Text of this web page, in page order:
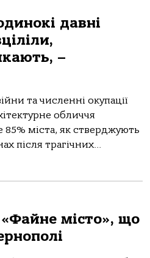
давні
–
та численні окупації
обличчя
міста, як стверджують
після трагічних...
місто», що